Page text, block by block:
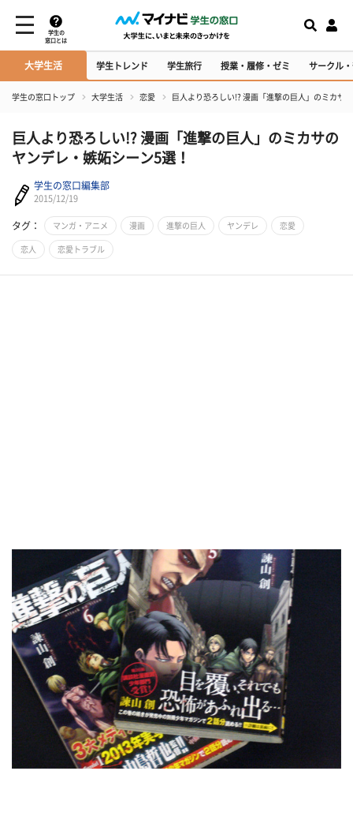
学生の
窓口とは
大学生活 学生トレンド 学生旅行 授業・履修・ゼミ サークル
学生の窓口トップ 大学生活 恋愛 巨人より恐ろしい!? 漫画「進撃の巨人」のミカサ
巨人より恐ろしい!? 漫画「進撃の巨人」のミカサの
ヤンデレ・嫉妬シーン5選！
学生の窓口編集部
2015/12/19
タグ： マンガ・アニメ 漫画 進撃の巨人 ヤンデレ 恋愛
恋人 恋愛トラブル